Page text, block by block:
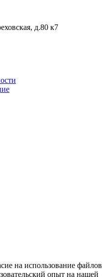
д.80 к7
на использование файлов
опыт на нашей